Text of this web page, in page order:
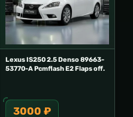
Lexus IS250 2.5 Denso 89663-
53770-A Pcmflash E2 Flaps off.
3000 ₽